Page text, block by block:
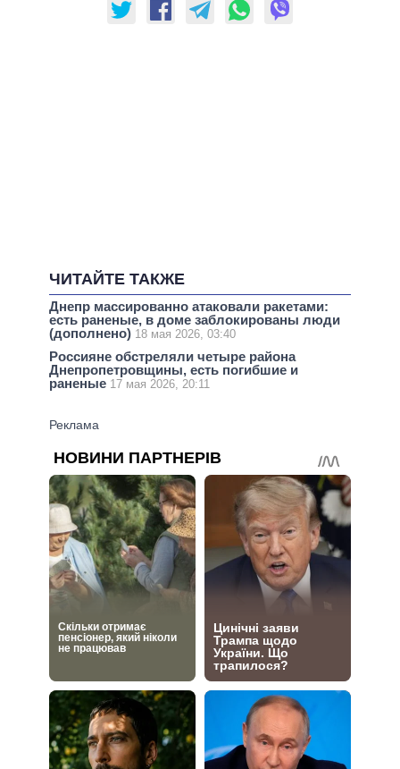
ЧИТАЙТЕ ТАКЖЕ
Днепр массированно атаковали ракетами:
есть раненые, в доме заблокированы люди
(дополнено) 18 мая 2026, 03:40
Россияне обстреляли четыре района
Днепропетровщины, есть погибшие и
раненые 17 мая 2026, 20:11